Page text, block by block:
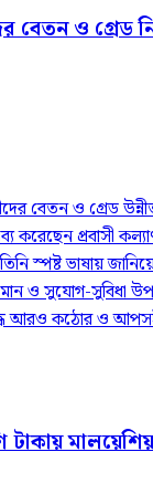
বেতন ও গ্রেড
বেতন ও গ্রেড
করেছেন প্রবাসী
স্পষ্ট ভাষায়
মান ও সুযোগ-সুবিধা
আরও কঠোর ও